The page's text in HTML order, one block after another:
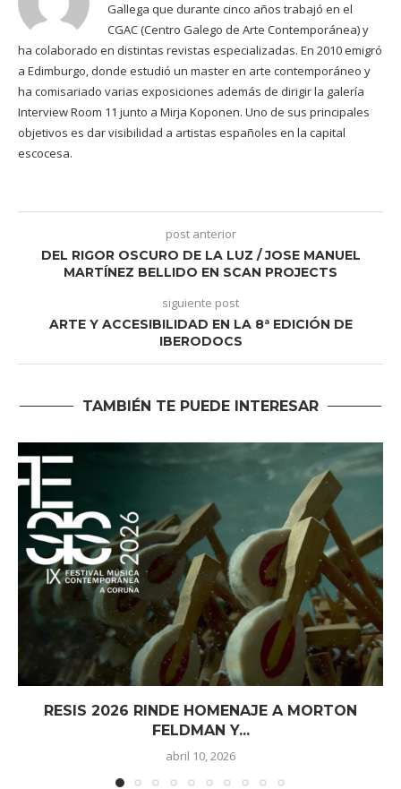
Gallega que durante cinco años trabajó en el
CGAC (Centro Galego de Arte Contemporánea) y
ha colaborado en distintas revistas especializadas. En 2010 emigró
a Edimburgo, donde estudió un master en arte contemporáneo y
ha comisariado varias exposiciones además de dirigir la galería
Interview Room 11 junto a Mirja Koponen. Uno de sus principales
objetivos es dar visibilidad a artistas españoles en la capital
escocesa.
post anterior
DEL RIGOR OSCURO DE LA LUZ / JOSE MANUEL
MARTÍNEZ BELLIDO EN SCAN PROJECTS
siguiente post
ARTE Y ACCESIBILIDAD EN LA 8ª EDICIÓN DE
IBERODOCS
TAMBIÉN TE PUEDE INTERESAR
RESIS 2026 RINDE HOMENAJE A MORTON
FELDMAN Y...
abril 10, 2026